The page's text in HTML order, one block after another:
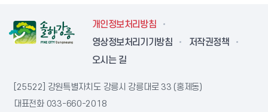
개인정보처리방침
영상정보처리기기방침
저작권정책
오시는 길
[25522] 강원특별자치도 강릉시 강릉대로 33 (홍제동)
대표전화 033-660-2018